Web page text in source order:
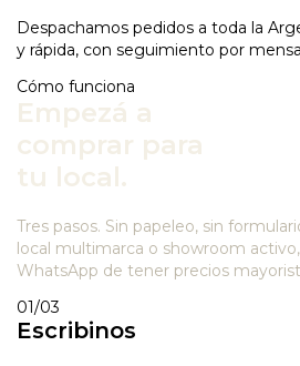
Despachamos pedidos a toda la
y rápida, con seguimiento por
Cómo funciona
Empezá a
comprar para
tu local.
Tres pasos. Sin papeleo, sin
local multimarca o showroom
WhatsApp de tener precios
01/03
Escribinos